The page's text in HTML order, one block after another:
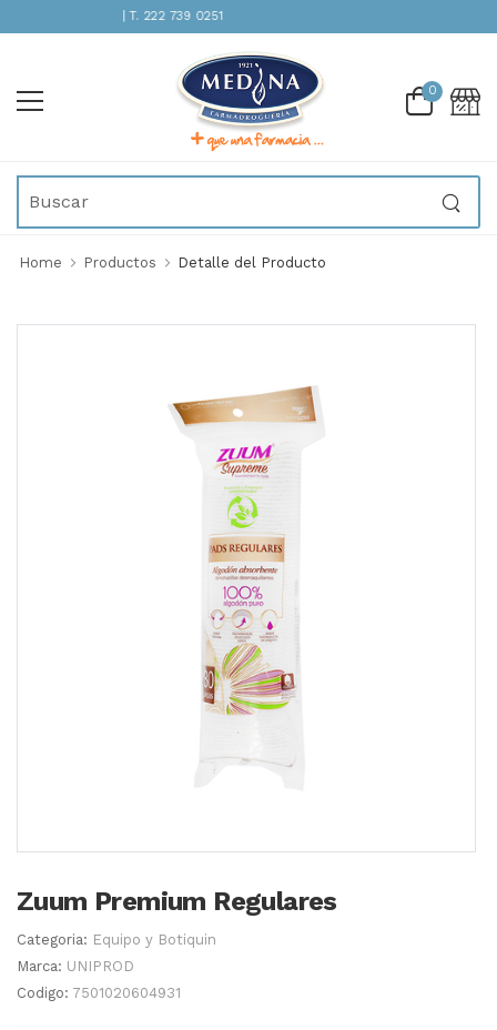
INMEDIATA | T. 222 739 0251
0
Home Productos Detalle del Producto
Zuum Premium Regulares
Categoria: Equipo y Botiquin
Marca: UNIPROD
Codigo: 7501020604931